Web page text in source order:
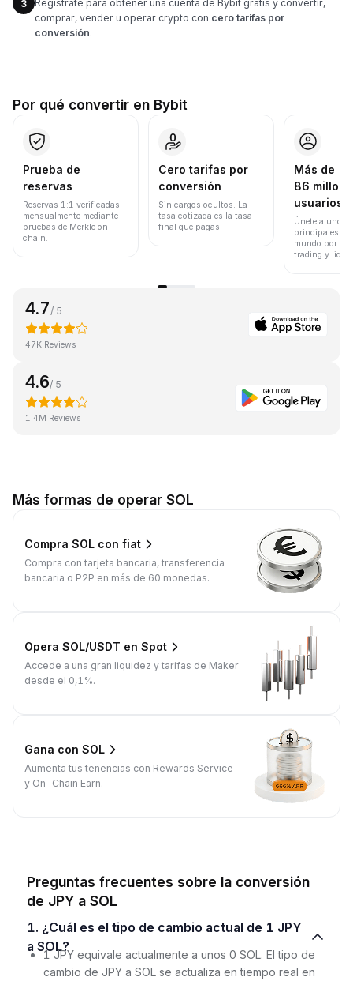
3
Regístrate para obtener una cuenta de Bybit gratis y convertir,
comprar, vender u operar crypto con cero tarifas por
conversión.
Por qué convertir en Bybit
Prueba de
reservas
Reservas 1:1 verificadas
mensualmente mediante
pruebas de Merkle on-
chain.
Cero tarifas por
conversión
Sin cargos ocultos. La
tasa cotizada es la tasa
final que pagas.
Más de
86
usuarios
Únete a uno
principales
mundo por
trading y
4.7 / 5
47K Reviews
4.6/ 5
1.4M Reviews
Más formas de operar SOL
Compra SOL con fiat
Compra con tarjeta bancaria, transferencia
bancaria o P2P en más de 60 monedas.
Opera SOL/USDT en Spot
Accede a una gran liquidez y tarifas de Maker
desde el 0,1%.
Gana con SOL
Aumenta tus tenencias con Rewards Service
y On-Chain Earn.
Preguntas frecuentes sobre la conversión
de JPY a SOL
1. ¿Cuál es el tipo de cambio actual de 1 JPY
a SOL?
1 JPY equivale actualmente a unos 0 SOL. El tipo de
cambio de JPY a SOL se actualiza en tiempo real en